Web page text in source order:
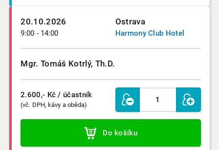
20.10.2026 Ostrava
Harmony Club Hotel
9:00 - 14:00
Mgr. Tomáš Kotrlý, Th.D.
2.600,- Kč / účastník
(vč. DPH, kávy a oběda)
Do košíku